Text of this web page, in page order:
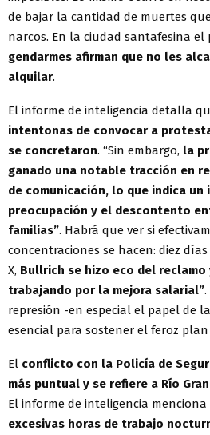
de bajar la cantidad de muertes
narcos. En la ciudad santafesina el
gendarmes afirman que no les
alquilar.
El informe de inteligencia detalla
intentonas de convocar a
se concretaron. “Sin embargo, la
ganado una notable tracción en
de comunicación, lo que indica un
preocupación y el descontento
familias”. Habrá que ver si
concentraciones se hacen: diez
X, Bullrich se hizo eco del reclamo
trabajando por la mejora salarial”
represión -en especial el papel de
esencial para sostener el feroz plan
El conflicto con la Policía de
más puntual y se refiere a Río
El informe de inteligencia
excesivas horas de trabajo